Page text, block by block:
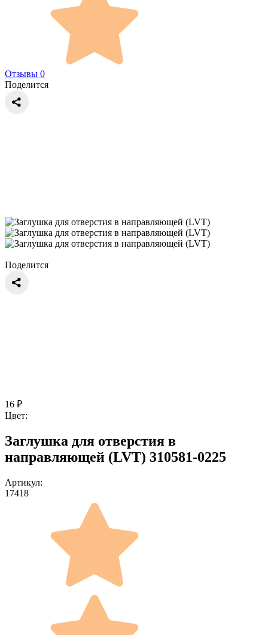
Отзывы 0
Поделится
Поделится
16 ₽
Цвет:
Заглушка для отверстия в
направляющей (LVT) 310581-0225
Артикул:
17418